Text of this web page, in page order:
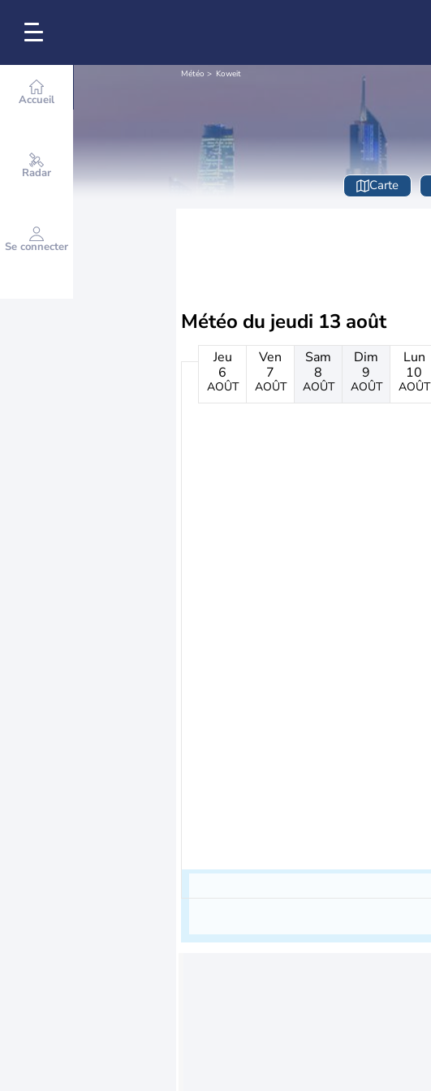
Accueil
Radar
Se connecter
Météo Koweit
Carte
Météo du jeudi 13 août
Jeu
6
AOÛT
Ven
7
AOÛT
Sam
8
AOÛT
Dim
9
AOÛT
Lun
10
AOÛT